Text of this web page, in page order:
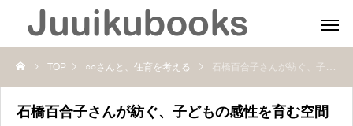
TOP ○○さんと、住育を考える 石橋百合子さんが紡ぐ、子どもの感性を育む空間
石橋百合子さんが紡ぐ、子どもの感性を育む空間